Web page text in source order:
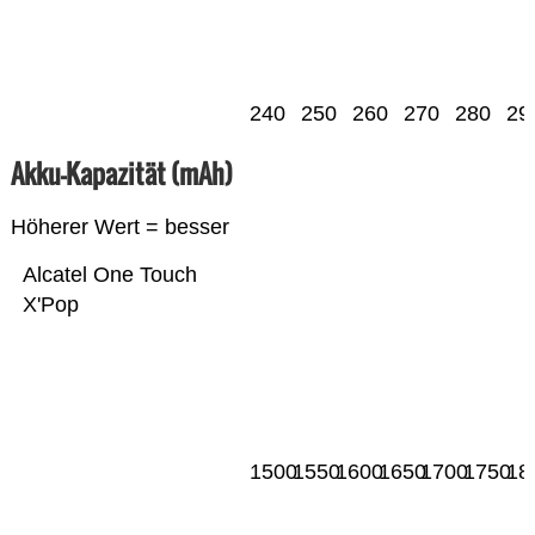
240 250 260 270 280
Akku-Kapazität (mAh)
Höherer Wert = besser
Alcatel One Touch
X'Pop
150015501600165017001750